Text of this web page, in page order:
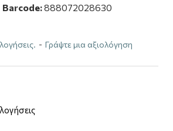
- Γράψτε μια αξιολόγηση
Barcode:888072028630